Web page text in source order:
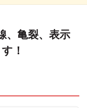
、亀裂、表示
！